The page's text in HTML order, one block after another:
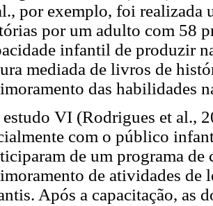
por exemplo, foi realizada
por um adulto com 58
infantil de produzir
mediada de livros de
das habilidades
VI (Rodrigues et al.,
com o público
de um programa de
de atividades de
Após a capacitação, as